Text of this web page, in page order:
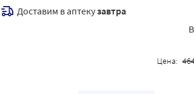
Доставим в аптекузавтра
Цена: